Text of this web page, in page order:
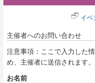
イ
主催者へのお問い合わせ
注意事項：ここで入力した
め、主催者に送信されます。
お名前